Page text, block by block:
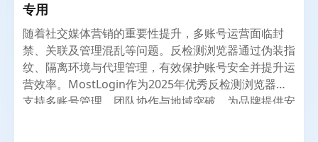
专用
随着社交媒体营销的重要性提升，多账号运营面临封
禁、关联及管理混乱等问题。反检测浏览器通过伪装指
纹、隔离环境与代理管理，有效保护账号安全并提升运
营效率。MostLogin作为2025年优秀反检测浏览器，
支持多账号管理、团队协作与地域突破，为品牌提供安